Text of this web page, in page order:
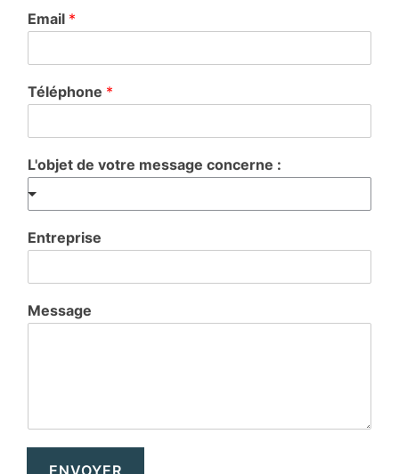
o
m
Email *
Téléphone *
L'objet de votre message concerne :
Entreprise
Message